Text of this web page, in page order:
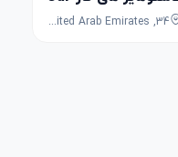
34, 6th Street, Al Quoz, Dubai, Dubai, United Arab Emirates